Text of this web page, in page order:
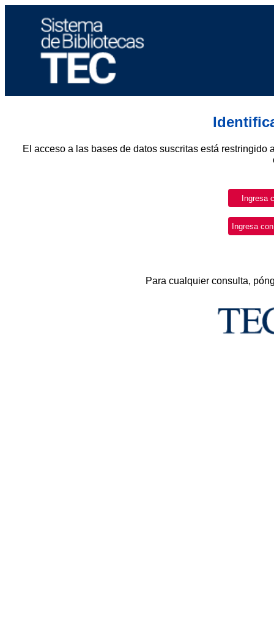
El acceso a las bases de datos suscritas está
Para cualquier consulta,